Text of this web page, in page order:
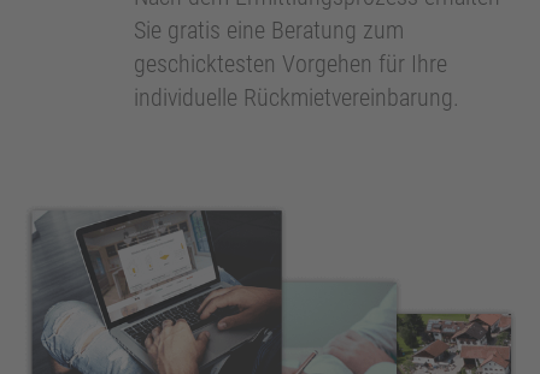
Sie gratis eine Beratung zum
geschicktesten Vorgehen für Ihre
individuelle Rückmietvereinbarung.